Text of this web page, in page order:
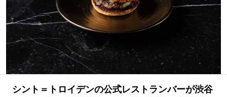
#NEW VINTAGE #マイナーグッド図鑑
#路地裏てぃーん。 #MONTHLY JOURNAL
#GH 銘品の所以
#Commune H #FOCUS IT #AH.H
#ととけん #FASHION #MUSIC #MOVIE
#LIFESTYLE #SNEAKER #OUTDOOR
シント＝トロイデンの公式レストランバーが渋谷